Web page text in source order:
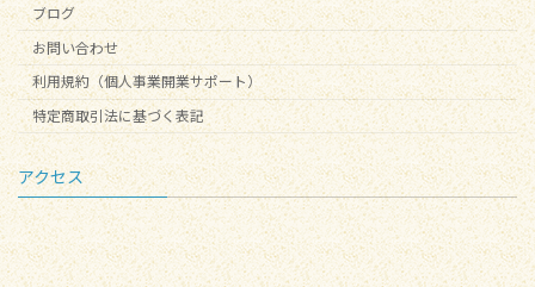
ブログ
お問い合わせ
利用規約（個人事業開業サポート）
特定商取引法に基づく表記
アクセス